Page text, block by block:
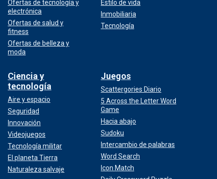
Ofertas de tecnología y
electrónica
Ofertas de salud y
fitness
Ofertas de belleza y
moda
Estilo de vida
Inmobiliaria
Tecnología
Ciencia y
tecnología
Aire y espacio
Seguridad
Innovación
Videojuegos
Tecnología militar
El planeta Tierra
Naturaleza salvaje
Juegos
Scattergories Diario
5 Across the Letter Word
Game
Hacia abajo
Sudoku
Intercambio de palabras
Word Search
Icon Match